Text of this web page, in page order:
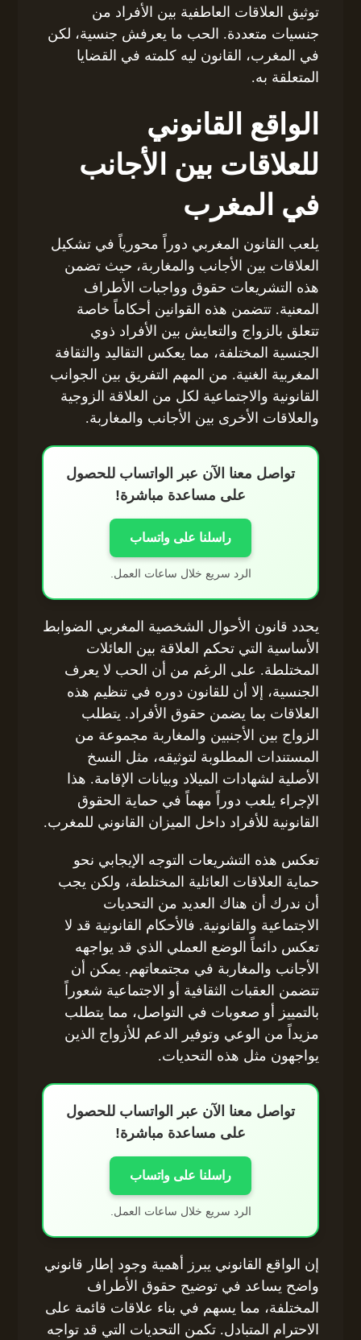
توثيق العلاقات العاطفية بين الأفراد من
جنسيات متعددة. الحب ما يعرفش جنسية، لكن
في المغرب، القانون ليه كلمته في القضايا
المتعلقة به.
الواقع القانوني
للعلاقات بين الأجانب
في المغرب
يلعب القانون المغربي دوراً محورياً في تشكيل
العلاقات بين الأجانب والمغاربة، حيث تضمن
هذه التشريعات حقوق وواجبات الأطراف
المعنية. تتضمن هذه القوانين أحكاماً خاصة
تتعلق بالزواج والتعايش بين الأفراد ذوي
الجنسية المختلفة، مما يعكس التقاليد والثقافة
المغربية الغنية. من المهم التفريق بين الجوانب
القانونية والاجتماعية لكل من العلاقة الزوجية
والعلاقات الأخرى بين الأجانب والمغاربة.
تواصل معنا الآن عبر الواتساب للحصول
على مساعدة مباشرة!
راسلنا على واتساب
الرد سريع خلال ساعات العمل.
يحدد قانون الأحوال الشخصية المغربي الضوابط
الأساسية التي تحكم العلاقة بين العائلات
المختلطة. على الرغم من أن الحب لا يعرف
الجنسية، إلا أن للقانون دوره في تنظيم هذه
العلاقات بما يضمن حقوق الأفراد. يتطلب
الزواج بين الأجنبين والمغاربة مجموعة من
المستندات المطلوبة لتوثيقه، مثل النسخ
الأصلية لشهادات الميلاد وبيانات الإقامة. هذا
الإجراء يلعب دوراً مهماً في حماية الحقوق
القانونية للأفراد داخل الميزان القانوني للمغرب.
تعكس هذه التشريعات التوجه الإيجابي نحو
حماية العلاقات العائلية المختلطة، ولكن يجب
أن ندرك أن هناك العديد من التحديات
الاجتماعية والقانونية. فالأحكام القانونية قد لا
تعكس دائماً الوضع العملي الذي قد يواجهه
الأجانب والمغاربة في مجتمعاتهم. يمكن أن
تتضمن العقبات الثقافية أو الاجتماعية شعوراً
بالتمييز أو صعوبات في التواصل، مما يتطلب
مزيداً من الوعي وتوفير الدعم للأزواج الذين
يواجهون مثل هذه التحديات.
تواصل معنا الآن عبر الواتساب للحصول
على مساعدة مباشرة!
راسلنا على واتساب
الرد سريع خلال ساعات العمل.
إن الواقع القانوني يبرز أهمية وجود إطار قانوني
واضح يساعد في توضيح حقوق الأطراف
المختلفة، مما يسهم في بناء علاقات قائمة على
الاحترام المتبادل. تكمن التحديات التي قد تواجه